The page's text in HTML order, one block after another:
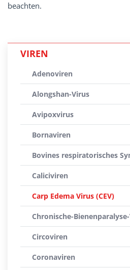
beachten.
VIREN
Adenoviren
Alongshan-Virus
Avipoxvirus
Bornaviren
Bovines respiratorisches
Caliciviren
Carp Edema Virus (CEV)
Chronische-Bienenparalyse-
Circoviren
Coronaviren